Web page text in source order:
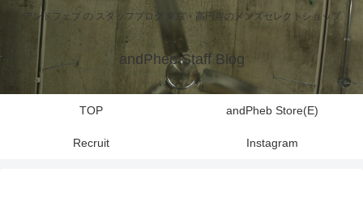
アンドフェブ の スタッフブログ 東京・高円寺のメンズセレクトショップ
andPheb Staff Blog
TOP andPheb Store(E)
Recruit Instagram